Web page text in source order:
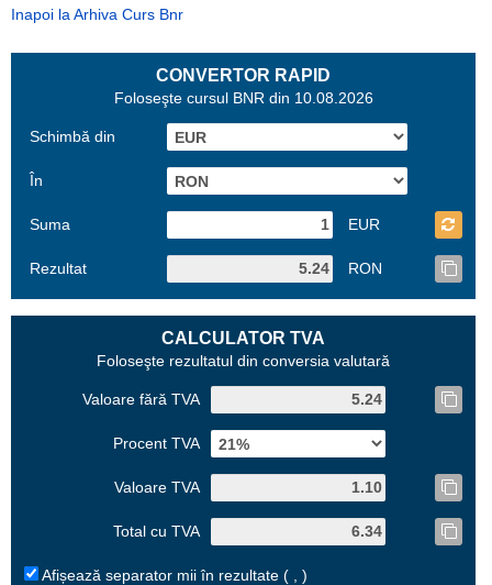
Inapoi la Arhiva Curs Bnr
CONVERTOR RAPID
Foloseşte cursul BNR din 10.08.2026
Schimbă din
În
Suma EUR
Rezultat RON
CALCULATOR TVA
Foloseşte rezultatul din conversia valutară
Valoare fără TVA
Procent TVA
Valoare TVA
Total cu TVA
Afișează separator mii în rezultate ( , )